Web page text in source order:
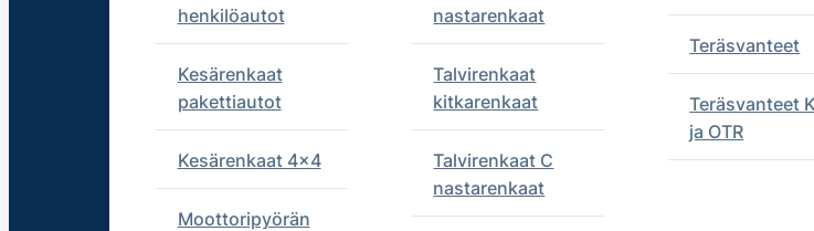
henkilöautot
Kesärenkaat
pakettiautot
Kesärenkaat 4x4
Moottoripyörän
nastarenkaat
Talvirenkaat
kitkarenkaat
Talvirenkaat C
nastarenkaat
Teräsvanteet
Teräsvanteet
ja OTR